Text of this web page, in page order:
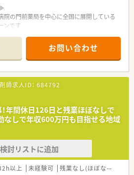
の門前薬局を中心に全国に展開している
ンです
「就職企業人気ランキング」でも上位の会
研修等≫
！
小学校に就学するまで利用可能
期間もしっかりサポート！
育資料や社内報などの提供により、
仕事を開始出来るよう、取り組んでいま
OTCの社割あり！
研修や社内ネットワークを活用した研修を
体系的に学ぶことが出来ます。
師取得に関する費用は全額会社から補助が
お問い合わせ
師求人ID： 684792
！年間休日126日と残業ほぼなしで
なしで年収600万円も目指せる地域
検討リストに追加
以上 未経験可 残業なし(ほぼなし含む)